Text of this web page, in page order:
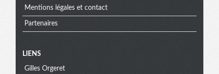
Mentions légales et contact
Partenaires
Menu
LIENS
Gilles Orgeret